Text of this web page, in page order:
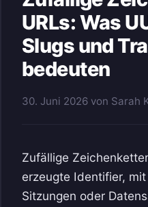
URLs: Was
Slugs und
bedeuten
30. Juni 2026 von Sarah
Zufällige
erzeugte Identifier,
Sitzungen oder